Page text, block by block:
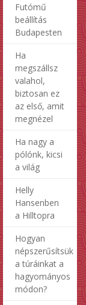
Futómű
beállítás
Budapesten
Ha
megszállsz
valahol,
biztosan ez
az első, amit
megnézel
Ha nagy a
pólónk, kicsi
a világ
Helly
Hansenben
a Hilltopra
Hogyan
népszerűsítsük
a túráinkat a
hagyományos
módon?